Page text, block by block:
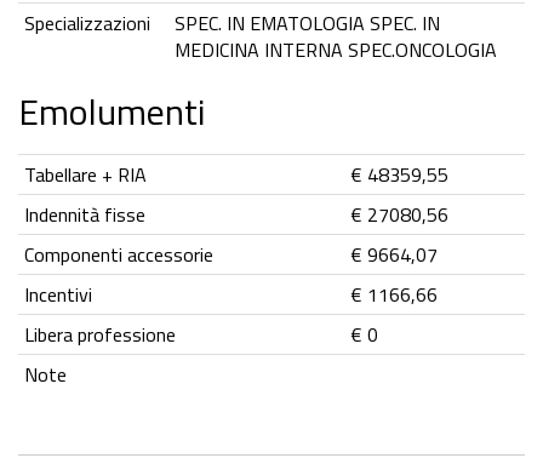
Specializzazioni
SPEC. IN EMATOLOGIA SPEC. IN
MEDICINA INTERNA SPEC.ONCOLOGIA
Emolumenti
Tabellare + RIA
€ 48359,55
Indennità fisse
€ 27080,56
Componenti accessorie
€ 9664,07
Incentivi
€ 1166,66
Libera professione
€ 0
Note